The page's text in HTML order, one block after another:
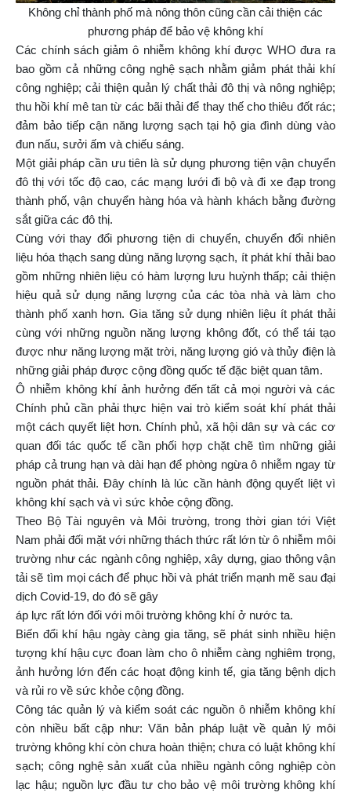
Không chỉ thành phố mà nông thôn cũng cần cải thiện các
phương pháp để bảo vệ không khí
Các chính sách giảm ô nhiễm không khí được WHO đưa ra
bao gồm cả những công nghệ sạch nhằm giảm phát thải khí
công nghiệp; cải thiện quản lý chất thải đô thị và nông nghiệp;
thu hồi khí mê tan từ các bãi thải để thay thế cho thiêu đốt rác;
đảm bảo tiếp cận năng lượng sạch tại hộ gia đình dùng vào
đun nấu, sưởi ấm và chiếu sáng.
Một giải pháp cần ưu tiên là sử dụng phương tiện vận chuyển
đô thị với tốc độ cao, các mạng lưới đi bộ và đi xe đạp trong
thành phố, vận chuyển hàng hóa và hành khách bằng đường
sắt giữa các đô thị.
Cùng với thay đổi phương tiện di chuyển, chuyển đổi nhiên
liệu hóa thạch sang dùng năng lượng sạch, ít phát khí thải bao
gồm những nhiên liệu có hàm lượng lưu huỳnh thấp; cải thiện
hiệu quả sử dụng năng lượng của các tòa nhà và làm cho
thành phố xanh hơn. Gia tăng sử dụng nhiên liệu ít phát thải
cùng với những nguồn năng lượng không đốt, có thể tái tạo
được như năng lượng mặt trời, năng lượng gió và thủy điện là
những giải pháp được cộng đồng quốc tế đặc biệt quan tâm.
Ô nhiễm không khí ảnh hưởng đến tất cả mọi người và các
Chính phủ cần phải thực hiện vai trò kiểm soát khí phát thải
một cách quyết liệt hơn. Chính phủ, xã hội dân sự và các cơ
quan đối tác quốc tế cần phối hợp chặt chẽ tìm những giải
pháp cả trung hạn và dài hạn để phòng ngừa ô nhiễm ngay từ
nguồn phát thải. Đây chính là lúc cần hành động quyết liệt vì
không khí sạch và vì sức khỏe cộng đồng.
Theo Bộ Tài nguyên và Môi trường, trong thời gian tới Việt
Nam phải đối mặt với những thách thức rất lớn từ ô nhiễm môi
trường như các ngành công nghiệp, xây dựng, giao thông vận
tải sẽ tìm mọi cách để phục hồi và phát triển mạnh mẽ sau đại
dịch Covid-19, do đó sẽ gây
áp lực rất lớn đối với môi trường không khí ở nước ta.
Biến đổi khí hậu ngày càng gia tăng, sẽ phát sinh nhiều hiện
tượng khí hậu cực đoan làm cho ô nhiễm càng nghiêm trọng,
ảnh hưởng lớn đến các hoạt động kinh tế, gia tăng bệnh dịch
và rủi ro về sức khỏe cộng đồng.
Công tác quản lý và kiểm soát các nguồn ô nhiễm không khí
còn nhiều bất cập như: Văn bản pháp luật về quản lý môi
trường không khí còn chưa hoàn thiện; chưa có luật không khí
sạch; công nghệ sản xuất của nhiều ngành công nghiệp còn
lạc hậu; nguồn lực đầu tư cho bảo vệ môi trường không khí